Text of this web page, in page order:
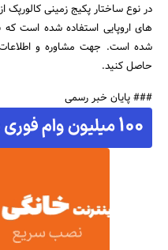
در نوع ساختار پکیج زمینی کالورپک
شده است. جهت مشاوره و
حاصل کنید.
### پایان خبر رسمی